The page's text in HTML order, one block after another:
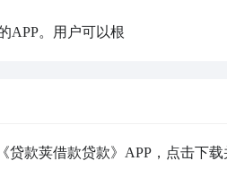
APP。用户可以根
款荚借款贷款》APP，点击下载